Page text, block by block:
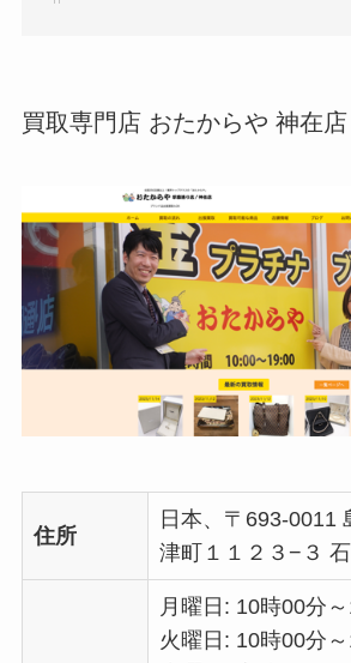
買取専門店 おたからや 神在店
住所
日本、〒693-0011
津町１１２３−３
月曜日: 10時00分
火曜日: 10時00分